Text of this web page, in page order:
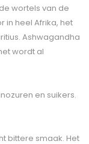
wortels van de
in heel Afrika, het
Ashwagandha
wordt al
en suikers.
bittere smaak. Het